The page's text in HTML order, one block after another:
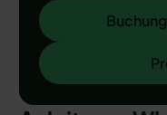
Buchungtermin
Preise ansehen